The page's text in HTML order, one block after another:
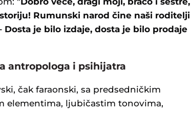
Rumunski narod čine naši roditelji
je bilo izdaje, dosta je bilo prodaje
antropologa i psihijatra
čak faraonski, sa predsedničkim
elementima, ljubičastim tonovima,